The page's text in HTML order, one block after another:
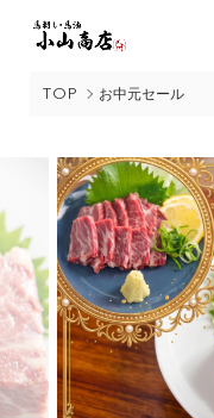
TOP お中元セール